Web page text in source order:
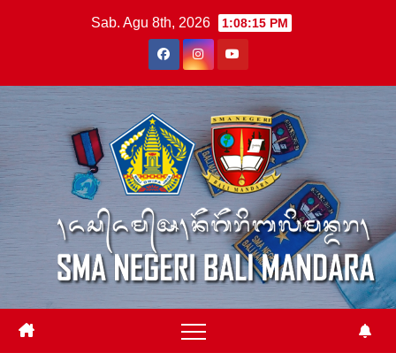
Sab. Agu 8th, 2026 1:08:15 PM